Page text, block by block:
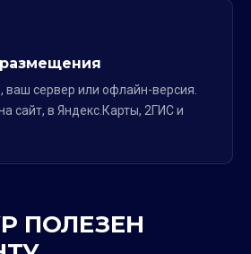
ваш сервер или офлайн-версия.
сайт, в Яндекс.Карты, 2ГИС и
ПОЛЕЗЕН